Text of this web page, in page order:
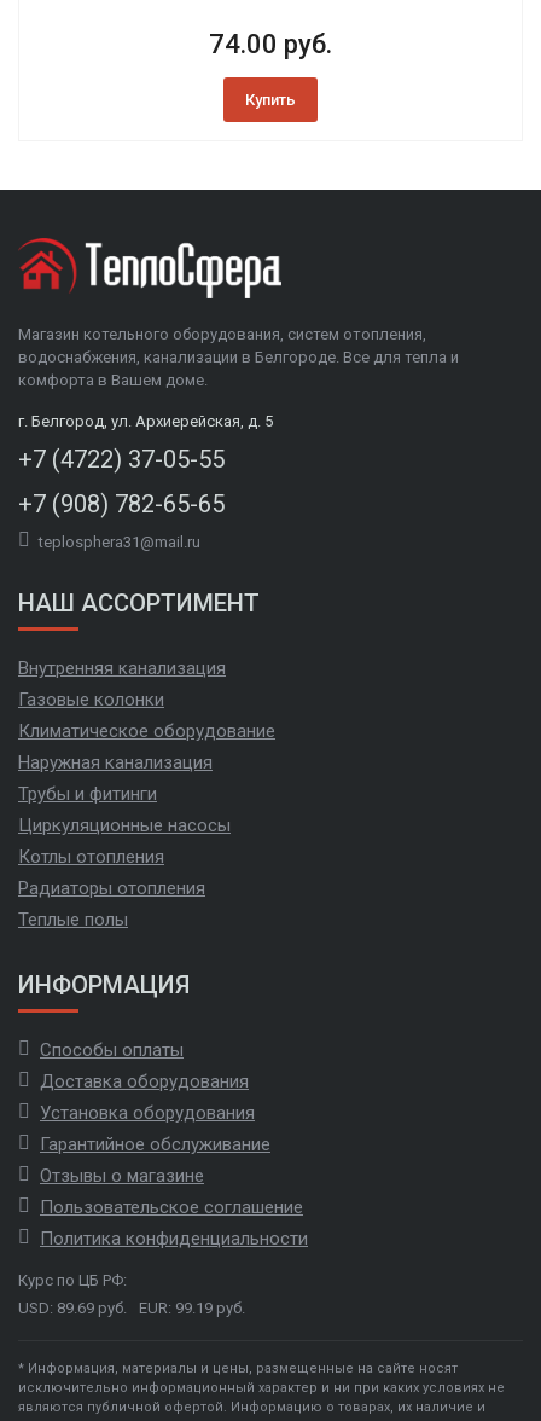
74.00 руб.
Купить
Магазин котельного оборудования, систем отопления,
водоснабжения, канализации в Белгороде. Все для тепла и
комфорта в Вашем доме.
г. Белгород, ул. Архиерейская, д. 5
+7 (4722) 37-05-55
+7 (908) 782-65-65
teplosphera31@mail.ru
НАШ АССОРТИМЕНТ
Внутренняя канализация
Газовые колонки
Климатическое оборудование
Наружная канализация
Трубы и фитинги
Циркуляционные насосы
Котлы отопления
Радиаторы отопления
Теплые полы
ИНФОРМАЦИЯ
Способы оплаты
Доставка оборудования
Установка оборудования
Гарантийное обслуживание
Отзывы о магазине
Пользовательское соглашение
Политика конфиденциальности
Курс по ЦБ РФ:
USD: 89.69 руб.
EUR: 99.19 руб.
* Информация, материалы и цены, размещенные на сайте носят
исключительно информационный характер и ни при каких условиях не
являются публичной офертой. Информацию о товарах, их наличие и